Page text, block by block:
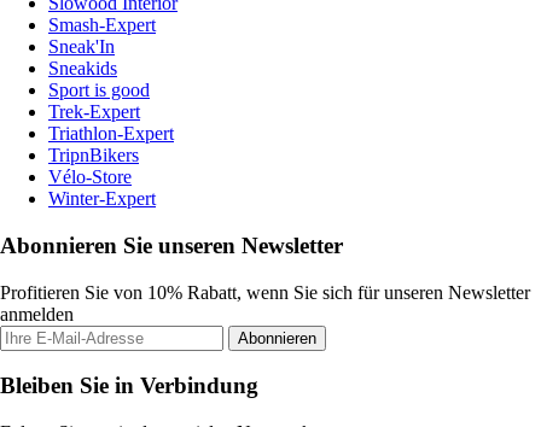
Smash-Expert
Sneak'In
Sneakids
Sport is good
Trek-Expert
Triathlon-Expert
TripnBikers
Vélo-Store
Winter-Expert
Abonnieren Sie unseren Newsletter
Profitieren Sie von 10% Rabatt, wenn Sie sich für unseren Newsletter
anmelden
Abonnieren
Bleiben Sie in Verbindung